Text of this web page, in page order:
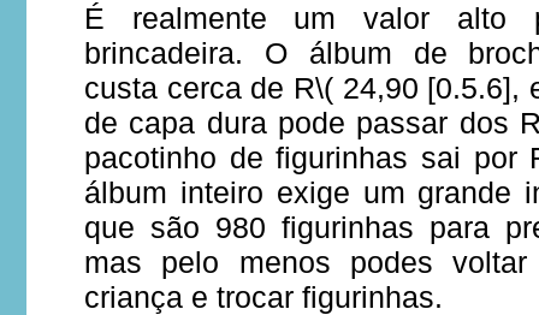
É realmente um valor alto
brincadeira. O álbum de
custa cerca de R\( 24,90 [0.5.6],
de capa dura pode passar dos
pacotinho de figurinhas sai por
álbum inteiro exige um grande
que são 980 figurinhas para
mas pelo menos podes
criança e trocar figurinhas.